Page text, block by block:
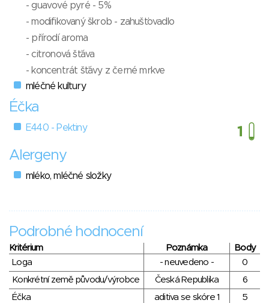
- guavové pyré - 5%
- modifikovaný škrob - zahušťovadlo
- přírodí aroma
- citronová šťáva
- koncentrát šťávy z černé mrkve
mléčné kultury
Éčka
E440 - Pektiny
Alergeny
mléko, mléčné složky
Podrobné hodnocení
Kritérium Poznámka
Body
Loga
- neuvedeno -
0
Konkrétní země původu/výrobce
Česká Republika
6
Éčka
aditiva se skóre 1 5